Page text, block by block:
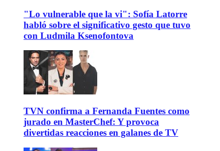
"Lo vulnerable que la vi": Sofía Latorre
habló sobre el significativo gesto que tuvo
con Ludmila Ksenofontova
TVN confirma a Fernanda Fuentes como
jurado en MasterChef: Y provoca
divertidas reacciones en galanes de TV